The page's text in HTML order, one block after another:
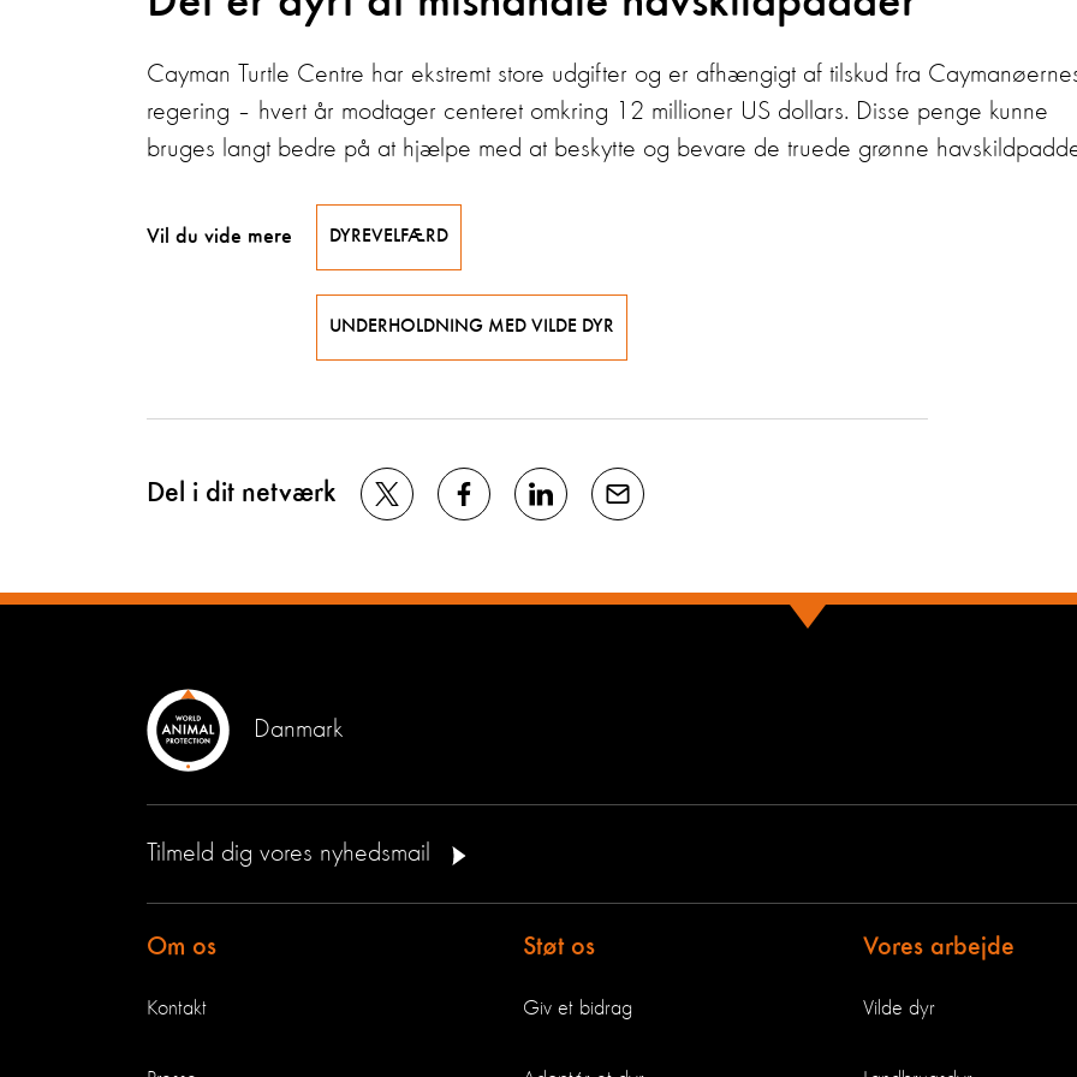
Cayman Turtle Centre har ekstremt store udgifter og er afhængigt af tilskud fra
regering – hvert år modtager centeret omkring 12 millioner US dollars. Disse penge kunne
bruges langt bedre på at hjælpe med at beskytte og bevare de truede grønne
Vil du vide mere DYREVELFÆRD
UNDERHOLDNING MED VILDE DYR
Del i dit netværk
Danmark
Tilmeld dig vores nyhedsmail
Om os
Kontakt
Støt os
Giv et bidrag
Vores arbejde
Vilde dyr